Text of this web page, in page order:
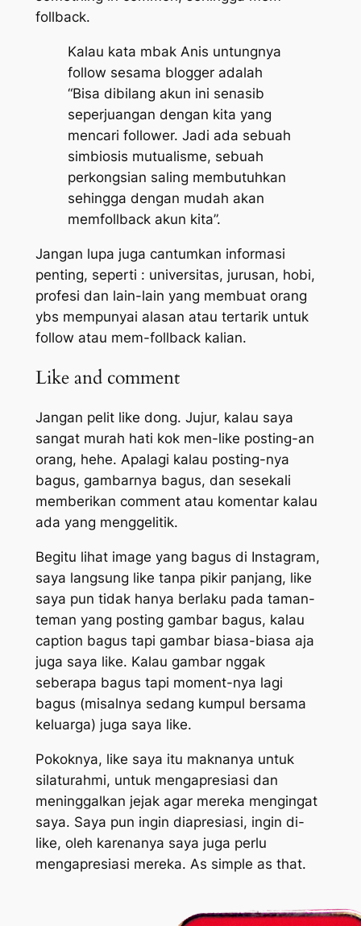
follback.
Kalau kata mbak Anis untungnya
follow sesama blogger adalah
“Bisa dibilang akun ini senasib
seperjuangan dengan kita yang
mencari follower. Jadi ada sebuah
simbiosis mutualisme, sebuah
perkongsian saling membutuhkan
sehingga dengan mudah akan
memfollback akun kita”.
Jangan lupa juga cantumkan informasi
penting, seperti : universitas, jurusan, hobi,
profesi dan lain-lain yang membuat orang
ybs mempunyai alasan atau tertarik untuk
follow atau mem-follback kalian.
Like and comment
Jangan pelit like dong. Jujur, kalau saya
sangat murah hati kok men-like posting-an
orang, hehe. Apalagi kalau posting-nya
bagus, gambarnya bagus, dan sesekali
memberikan comment atau komentar kalau
ada yang menggelitik.
Begitu lihat image yang bagus di Instagram,
saya langsung like tanpa pikir panjang, like
saya pun tidak hanya berlaku pada taman-
teman yang posting gambar bagus, kalau
caption bagus tapi gambar biasa-biasa aja
juga saya like. Kalau gambar nggak
seberapa bagus tapi moment-nya lagi
bagus (misalnya sedang kumpul bersama
keluarga) juga saya like.
Pokoknya, like saya itu maknanya untuk
silaturahmi, untuk mengapresiasi dan
meninggalkan jejak agar mereka mengingat
saya. Saya pun ingin diapresiasi, ingin di-
like, oleh karenanya saya juga perlu
mengapresiasi mereka. As simple as that.